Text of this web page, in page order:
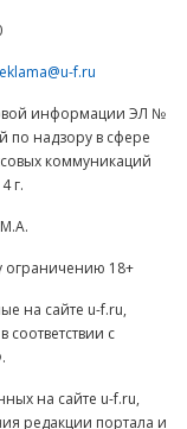
f.ru
информации ЭЛ №
по надзору в сфере
коммуникаций
г.
ограничению 18+
на сайте u-f.ru,
с
на сайте u-f.ru,
редакции портала и